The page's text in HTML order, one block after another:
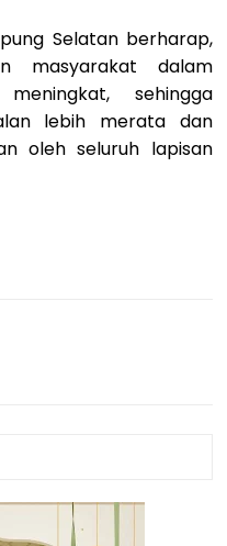
Selatan berharap,
masyarakat dalam
sehingga
lebih merata dan
oleh seluruh lapisan